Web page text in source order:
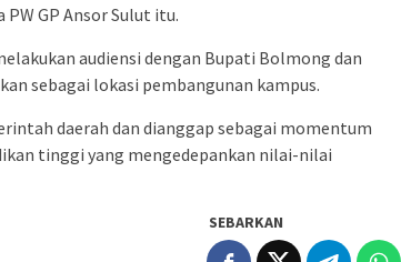
GP Ansor Sulut itu.
audiensi dengan Bupati Bolmong dan
sebagai lokasi pembangunan kampus.
daerah dan dianggap sebagai momentum
tinggi yang mengedepankan nilai-nilai
SEBARKAN